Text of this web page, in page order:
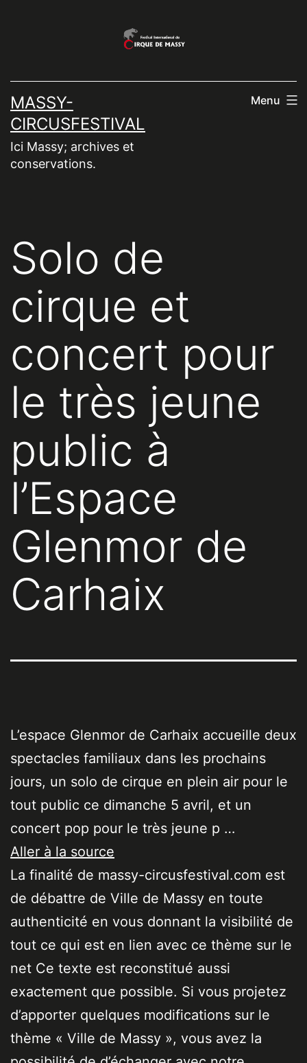
MASSY-
CIRCUSFESTIVAL
Ici Massy; archives et
conservations.
Menu
Solo de
cirque et
concert pour
le très jeune
public à
l’Espace
Glenmor de
Carhaix
L’espace Glenmor de Carhaix accueille deux
spectacles familiaux dans les prochains
jours, un solo de cirque en plein air pour le
tout public ce dimanche 5 avril, et un
concert pop pour le très jeune p …
Aller à la source
La finalité de massy-circusfestival.com est
de débattre de Ville de Massy en toute
authenticité en vous donnant la visibilité de
tout ce qui est en lien avec ce thème sur le
net Ce texte est reconstitué aussi
exactement que possible. Si vous projetez
d’apporter quelques modifications sur le
thème « Ville de Massy », vous avez la